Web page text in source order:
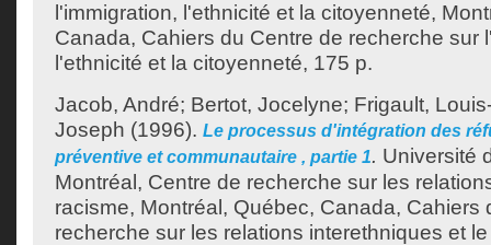
l'immigration, l'ethnicité et la citoyenneté,
Canada, Cahiers du Centre de recherche sur
l'ethnicité et la citoyenneté, 175 p.
Jacob, André; Bertot, Jocelyne; Frigault,
Joseph (1996). Le processus d'intégration des
préventive et communautaire , partie 1. Université
Montréal, Centre de recherche sur les
racisme, Montréal, Québec, Canada, Cahiers
recherche sur les relations interethniques et